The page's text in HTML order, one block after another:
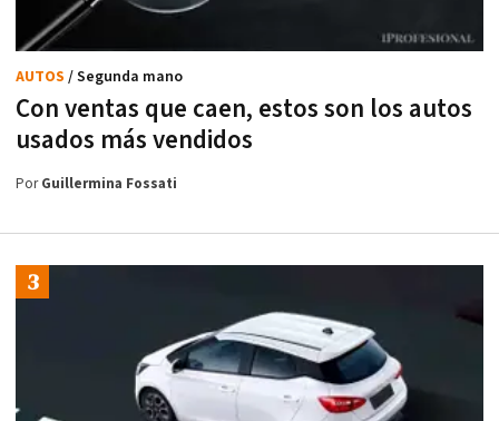
Con ventas que caen, estos son los autos
usados más vendidos
AUTOS / Segunda mano
PorGuillermina Fossati